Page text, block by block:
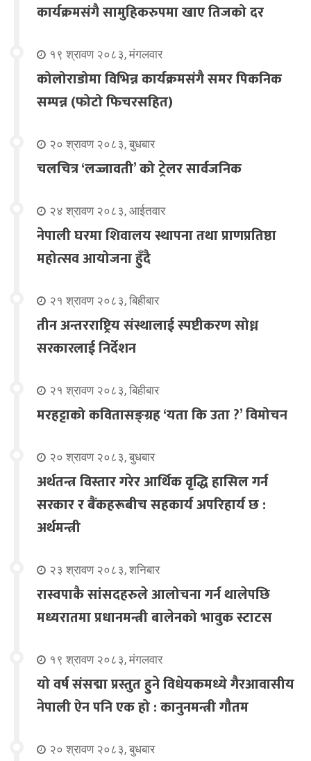
कार्यक्रमसंगै सामुहिकरुपमा खाए तिजको दर
१९ श्रावण २०८३, मंगलवार
कोलोराडोमा विभिन्न कार्यक्रमसंगै समर पिकनिक
सम्पन्न (फोटो फिचरसहित)
२० श्रावण २०८३, बुधबार
चलचित्र ‘लज्जावती’ को ट्रेलर सार्वजनिक
२४ श्रावण २०८३, आईतवार
नेपाली घरमा शिवालय स्थापना तथा प्राणप्रतिष्ठा
महोत्सव आयोजना हुँदै
२१ श्रावण २०८३, बिहीबार
तीन अन्तरराष्ट्रिय संस्थालाई स्पष्टीकरण सोध्न
सरकारलाई निर्देशन
२१ श्रावण २०८३, बिहीबार
मरहट्टाको कवितासङ्ग्रह ‘यता कि उता ?’ विमोचन
२० श्रावण २०८३, बुधबार
अर्थतन्त्र विस्तार गरेर आर्थिक वृद्धि हासिल गर्न
सरकार र बैंकहरूबीच सहकार्य अपरिहार्य छ :
अर्थमन्त्री
२३ श्रावण २०८३, शनिबार
रास्वपाकै सांसदहरुले आलोचना गर्न थालेपछि
मध्यरातमा प्रधानमन्त्री बालेनको भावुक स्टाटस
१९ श्रावण २०८३, मंगलवार
यो वर्ष संसद्मा प्रस्तुत हुने विधेयकमध्ये गैरआवासीय
नेपाली ऐन पनि एक हो : कानुनमन्त्री गौतम
२० श्रावण २०८३, बुधबार